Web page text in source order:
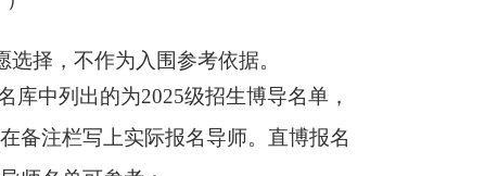
选择， 不作为入围参考依据。
库中列出的为2025级招生博导名单，
备注栏写上实际报名导师。直博报名